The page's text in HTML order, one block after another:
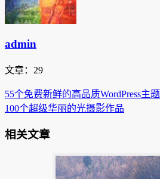
admin
文章：29
55个免费新鲜的高品质WordPress主题
100个超级华丽的光摄影作品
相关文章